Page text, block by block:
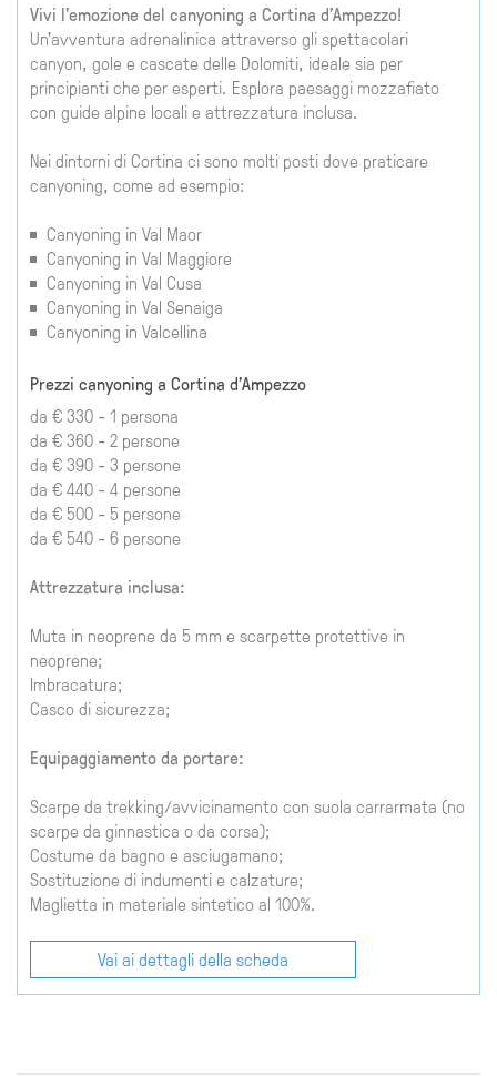
Vivi l'emozione del canyoning a Cortina d'Ampezzo!
Un'avventura adrenalinica attraverso gli spettacolari
canyon, gole e cascate delle Dolomiti, ideale sia per
principianti che per esperti. Esplora paesaggi mozzafiato
con guide alpine locali e attrezzatura inclusa.
Nei dintorni di Cortina ci sono molti posti dove praticare
canyoning, come ad esempio:
Canyoning in Val Maor
Canyoning in Val Maggiore
Canyoning in Val Cusa
Canyoning in Val Senaiga
Canyoning in Valcellina
Prezzi canyoning a Cortina d'Ampezzo
da € 330 - 1 persona
da € 360 - 2 persone
da € 390 - 3 persone
da € 440 - 4 persone
da € 500 - 5 persone
da € 540 - 6 persone
Attrezzatura inclusa:
Muta in neoprene da 5 mm e scarpette protettive in
neoprene;
Imbracatura;
Casco di sicurezza;
Equipaggiamento da portare:
Scarpe da trekking/avvicinamento con suola carrarmata (no
scarpe da ginnastica o da corsa);
Costume da bagno e asciugamano;
Sostituzione di indumenti e calzature;
Maglietta in materiale sintetico al 100%.
Vai ai dettagli della scheda